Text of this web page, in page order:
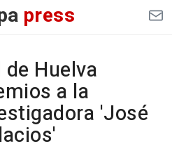
press
Huelva
a la
'José